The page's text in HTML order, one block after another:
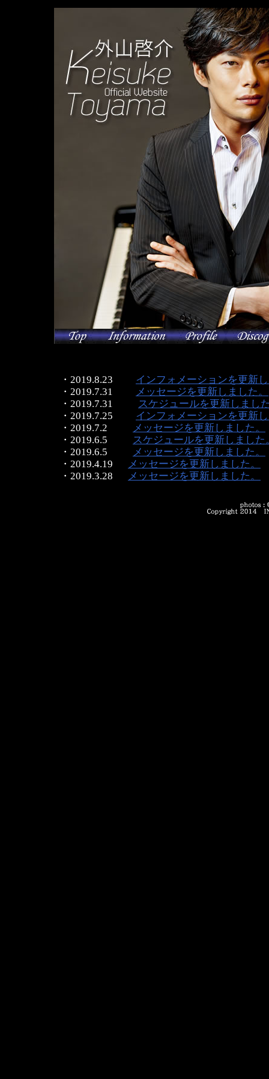
・2019.8.23 インフォメーションを更新
・2019.7.31
メッセージを更新しました。
・2019.7.31 スケジュールを更新しまし
・2019.7.25 インフォメーションを更新
・2019.7.2
メッセージを更新しました。
・2019.6.5 スケジュールを更新しました
・2019.6.5
メッセージを更新しました。
・2019.4.19
メッセージを更新しました。
・2019.3.28
メッセージを更新しました。